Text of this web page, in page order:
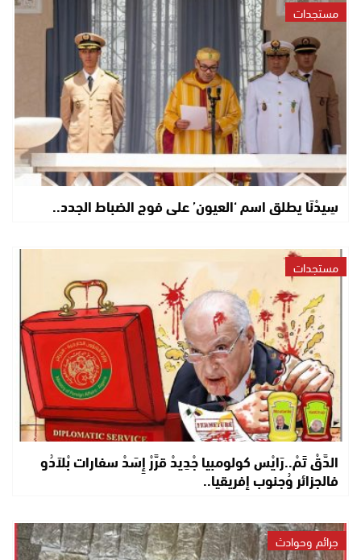
مستجدات
سِيدْنَا يطلق اسم ‘العيون’ على فوج الضباط الجدد..
مستجدات
الدَّقْ تَمْ..رَايْس كولومبيا جْدِيدْ قرَّرْ إِسَدْ سفارات بْلاَدُو
فالجزائر وُجنوب إفريقيا..
جرائم وحوادث